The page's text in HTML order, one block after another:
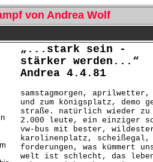
von Andrea Wolf
„...stark sein -
stärker werden...“
Andrea 4.4.81
samstagmorgen,
und zum königsplatz, demo
straße. natürlich wieder zu
2.000 leute, ein einziger
vw-bus mit bester,
karolinenplatz, scheißegal,
forderungen, was kümmert
welt ist schlecht, das